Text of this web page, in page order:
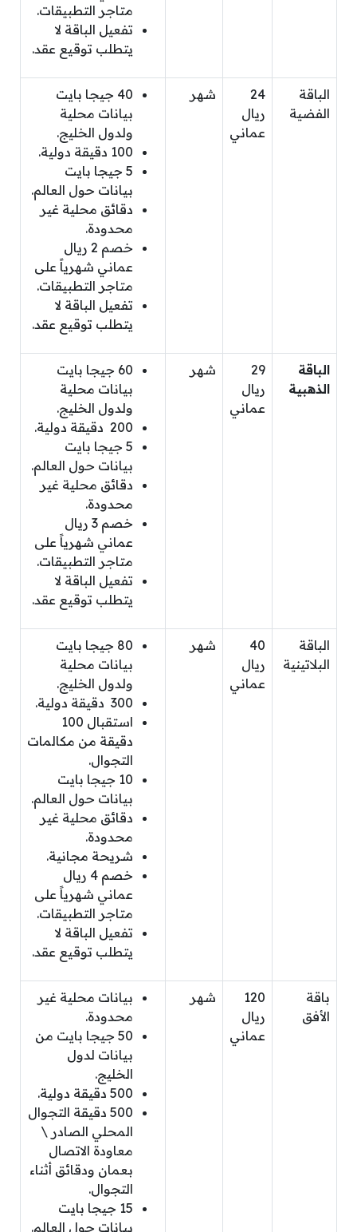
متاجر التطبيقات.
تفعيل الباقة لا
يتطلب توقيع عقد.
الباقة
الفضية
24
ريال
عماني
شهر
40 جيجا بايت
بيانات محلية
ولدول الخليج.
100 دقيقة دولية.
5 جيجا بايت
بيانات حول العالم.
دقائق محلية غير
محدودة.
خصم 2 ريال
عماني شهرياً على
متاجر التطبيقات.
تفعيل الباقة لا
يتطلب توقيع عقد.
الباقة
الذهبية
29
ريال
عماني
شهر
60 جيجا بايت
بيانات محلية
ولدول الخليج.
200 دقيقة دولية.
5 جيجا بايت
بيانات حول العالم.
دقائق محلية غير
محدودة.
خصم 3 ريال
عماني شهرياً على
متاجر التطبيقات.
تفعيل الباقة لا
يتطلب توقيع عقد.
الباقة
البلاتينية
40
ريال
عماني
شهر
80 جيجا بايت
بيانات محلية
ولدول الخليج.
300 دقيقة دولية.
استقبال 100
دقيقة من مكالمات
التجوال.
10 جيجا بايت
بيانات حول العالم.
دقائق محلية غير
محدودة.
شريحة مجانية.
خصم 4 ريال
عماني شهرياً على
متاجر التطبيقات.
تفعيل الباقة لا
يتطلب توقيع عقد.
باقة
الأفق
120
ريال
عماني
شهر
بيانات محلية غير
محدودة.
50 جيجا بايت من
بيانات لدول
الخليج.
500 دقيقة دولية.
500 دقيقة التجوال
المحلي الصادر \
معاودة الاتصال
بعمان ودقائق أثناء
التجوال.
15 جيجا بايت
بيانات حول العالم.